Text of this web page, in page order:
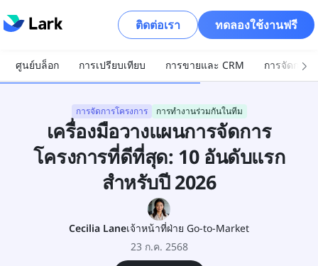
ติดต่อเรา ทดลองใช้งานฟรี
ศูนย์บล็อก การเปรียบเทียบ การขายและ CRM การจัดการ
การจัดการโครงการ การทำงานร่วมกันในทีม
เครื่องมือวางแผนการจัดการ
โครงการที่ดีที่สุด: 10 อันดับแรก
สำหรับปี 2026
Cecilia Laneเจ้าหน้าที่ฝ่าย Go-to-Market
23 ก.ค. 2568